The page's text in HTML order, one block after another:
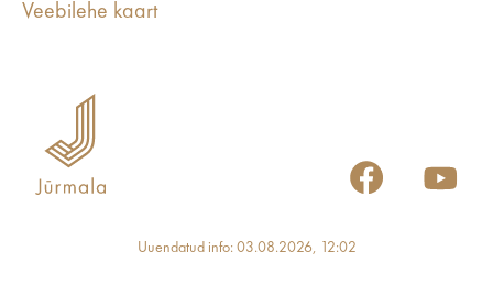
Veebilehe kaart
Uuendatud info: 03.08.2026, 12:02